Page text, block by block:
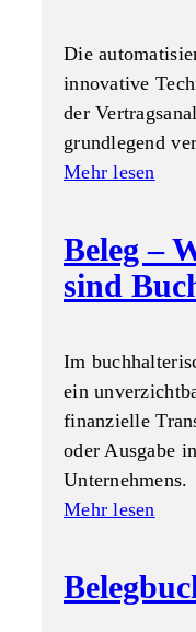
Die
innovative
der
grundlegend
Mehr lesen
Beleg –
sind
Im
ein
finanzielle
oder Ausgabe
Unternehmens.
Mehr lesen